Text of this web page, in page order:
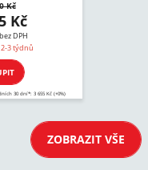
Kč
Kč
DPH
3 týdnů
30 dní*: 3 655 Kč (+0%)
ZOBRAZIT VŠE